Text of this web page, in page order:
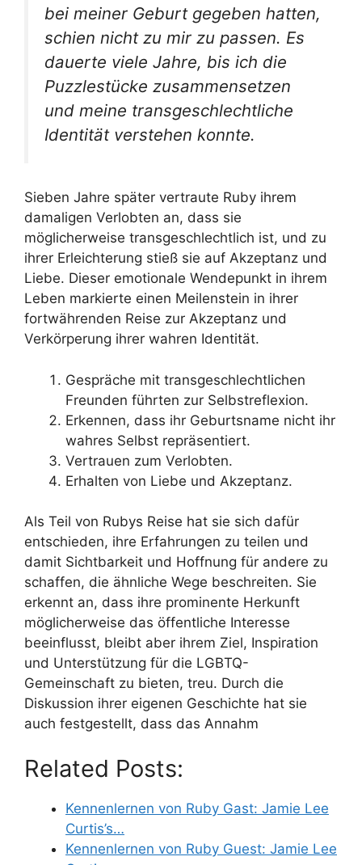
bei meiner Geburt gegeben hatten,
schien nicht zu mir zu passen. Es
dauerte viele Jahre, bis ich die
Puzzlestücke zusammensetzen
und meine transgeschlechtliche
Identität verstehen konnte.
Sieben Jahre später vertraute Ruby ihrem
damaligen Verlobten an, dass sie
möglicherweise transgeschlechtlich ist, und zu
ihrer Erleichterung stieß sie auf Akzeptanz und
Liebe. Dieser emotionale Wendepunkt in ihrem
Leben markierte einen Meilenstein in ihrer
fortwährenden Reise zur Akzeptanz und
Verkörperung ihrer wahren Identität.
Gespräche mit transgeschlechtlichen
Freunden führten zur Selbstreflexion.
Erkennen, dass ihr Geburtsname nicht ihr
wahres Selbst repräsentiert.
Vertrauen zum Verlobten.
Erhalten von Liebe und Akzeptanz.
Als Teil von Rubys Reise hat sie sich dafür
entschieden, ihre Erfahrungen zu teilen und
damit Sichtbarkeit und Hoffnung für andere zu
schaffen, die ähnliche Wege beschreiten. Sie
erkennt an, dass ihre prominente Herkunft
möglicherweise das öffentliche Interesse
beeinflusst, bleibt aber ihrem Ziel, Inspiration
und Unterstützung für die LGBTQ-
Gemeinschaft zu bieten, treu. Durch die
Diskussion ihrer eigenen Geschichte hat sie
auch festgestellt, dass das Annahm
Related Posts:
Kennenlernen von Ruby Gast: Jamie Lee
Curtis’s…
Kennenlernen von Ruby Guest: Jamie Lee